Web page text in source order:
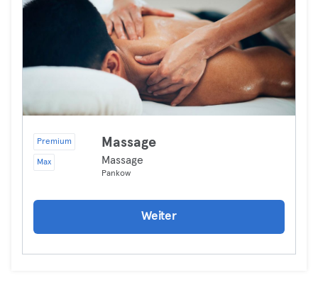
Premium
Max
Massage
Massage
Pankow
Weiter